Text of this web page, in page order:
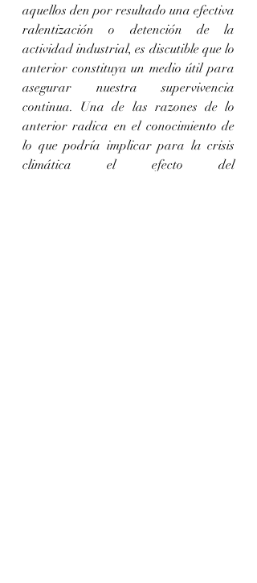
aquellos den por resultado una efectiva
ralentización o detención de la
actividad industrial, es discutible que lo
anterior constituya un medio útil para
asegurar nuestra supervivencia
continua. Una de las razones de lo
anterior radica en el conocimiento de
lo que podría implicar para la crisis
climática el efecto del